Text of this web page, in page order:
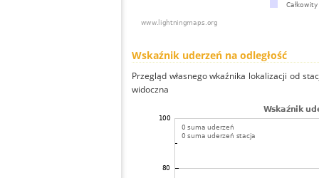
Wskaźnik uderzeń na odległość
Przegląd własnego wkaźnika lokalizacji od
widoczna